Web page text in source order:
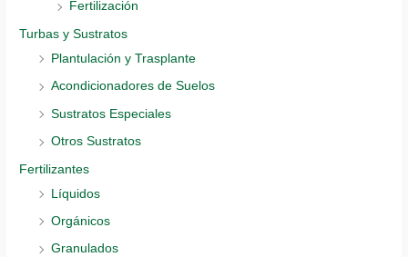
Fertilización
Turbas y Sustratos
Plantulación y Trasplante
Acondicionadores de Suelos
Sustratos Especiales
Otros Sustratos
Fertilizantes
Líquidos
Orgánicos
Granulados